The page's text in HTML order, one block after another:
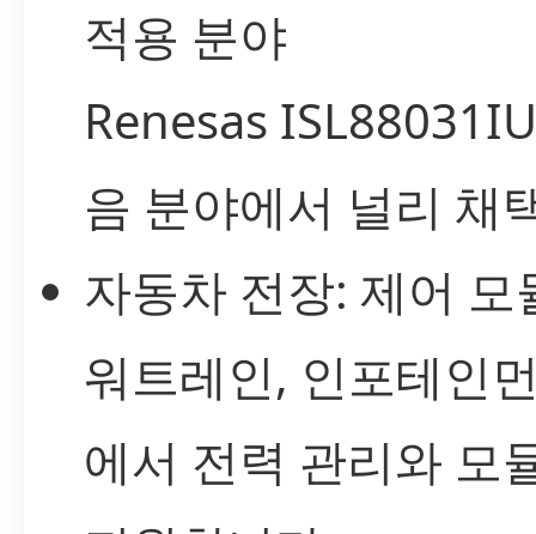
적용 분야
Renesas
음 분야에서 널리 채
자동차 전장: 제어 모
워트레인, 인포테인
에서 전력 관리와 모